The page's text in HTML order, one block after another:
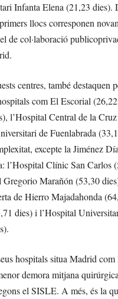
Infanta Elena (21,23 dies).
llocs corresponen
de col·laboració
centres, també destaquen
com El Escorial
l’Hospital Central de la
de Fuenlabrada
excepte la Jiménez
l’Hospital Clínic San Carlos
Gregorio Marañón (53,30
de Hierro Majadahonda
dies) i l’Hospital
hospitals situa Madrid
demora mitjana
el SISLE. A més, és la